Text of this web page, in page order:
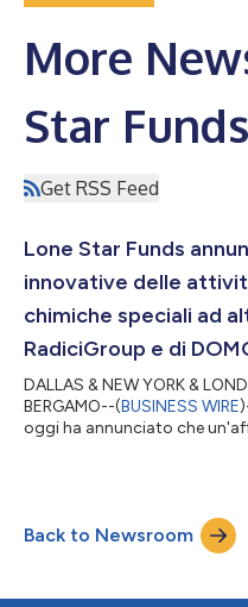
More
Star Funds
Get RSS Feed
Lone Star Funds
innovative delle
chimiche speciali ad
RadiciGroup e di
DALLAS & NEW YORK &
BERGAMO--(BUSINESS WIRE
oggi ha annunciato che
DOMO Engineered Materials
commerciale di DOMO
dell'acquisizione è previsto a
Back to Newsroom